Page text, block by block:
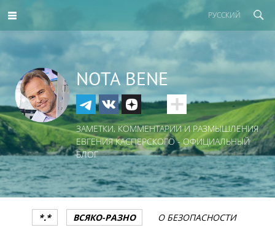
РУССКИЙ
NOTA BENE
ЗАМЕТКИ, КОММЕНТАРИИ И РАЗМЫШЛЕНИЯ
ЕВГЕНИЯ КАСПЕРСКОГО - ОФИЦИАЛЬНЫЙ
БЛОГ
*.* ВСЯКО-РАЗНО
О БЕЗОПАСНОСТИ